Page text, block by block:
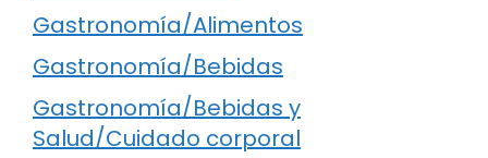
Gastronomía/Alimentos
Gastronomía/Bebidas
Gastronomía/Bebidas y
Salud/Cuidado corporal